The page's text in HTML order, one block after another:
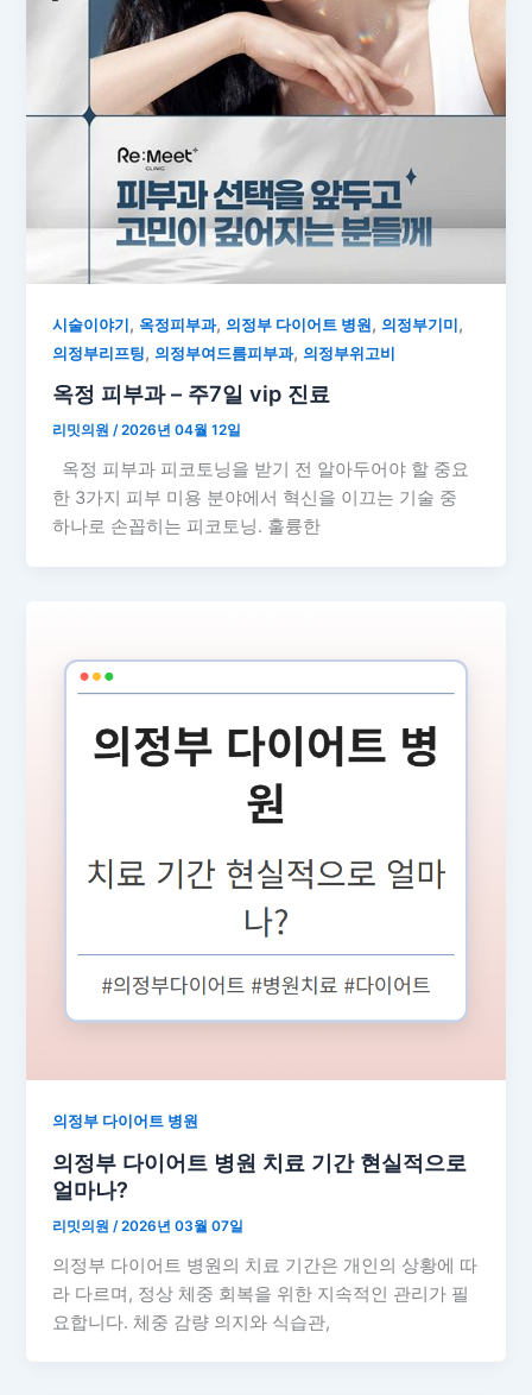
시술이야기, 옥정피부과, 의정부 다이어트 병원, 의정부기미,
의정부리프팅, 의정부여드름피부과, 의정부위고비
옥정 피부과 – 주7일 vip 진료
리밋의원/2026년 04월 12일
옥정 피부과 피코토닝을 받기 전 알아두어야 할 중요
한 3가지 피부 미용 분야에서 혁신을 이끄는 기술 중
하나로 손꼽히는 피코토닝. 훌륭한
의정부 다이어트 병원
의정부 다이어트 병원 치료 기간 현실적으로
얼마나?
리밋의원 /2026년 03월 07일
의정부 다이어트 병원의 치료 기간은 개인의 상황에 따
라 다르며, 정상 체중 회복을 위한 지속적인 관리가 필
요합니다. 체중 감량 의지와 식습관,